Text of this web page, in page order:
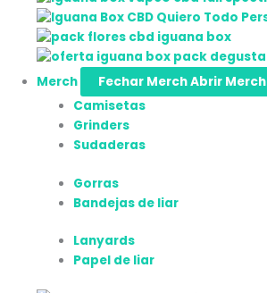
Merch Fechar MerchAbrir Merch
Camisetas
Grinders
Sudaderas
Gorras
Bandejas de liar
Lanyards
Papel de liar